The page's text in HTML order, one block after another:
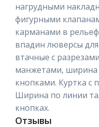
нагрудными
фигурными
карманами в
впадин люверсы
втачные с
манжетами, ширина
кнопками. Куртка с
Ширина по линии
кнопках.
Отзывы